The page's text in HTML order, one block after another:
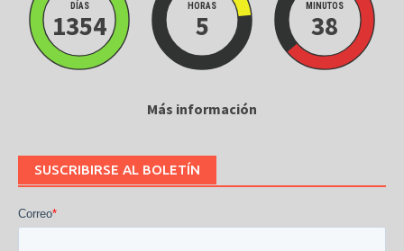
DÍAS
1354
HORAS
5
MINUTOS
38
Más información
SUSCRIBIRSE AL BOLETÍN